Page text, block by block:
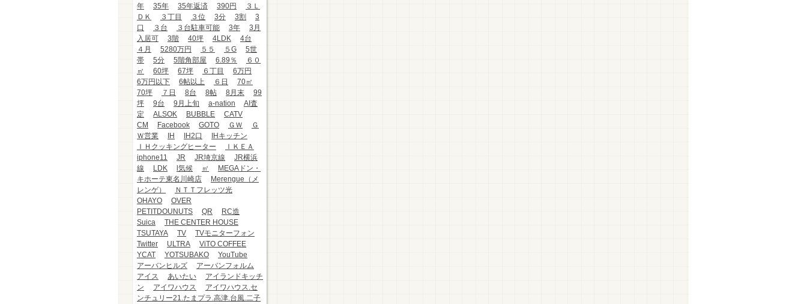
年
35年 35年返済 390円
３Ｌ
ＤＫ
３丁目 ３位 3分 3割
3
口
３台 ３台駐車可能 3年
3月
入居可
3階 40坪 4LDK
4台
４月
5280万円 ５５ ５G
5世
帯
5分 5階角部屋 6.89％
６０
㎡
60坪 67坪 ６丁目
6万円
6万円以下
6帖以上 ６日
70㎡
70坪
７日 8台 8帖 8月末
99
坪
9台 9月上旬 a-nation
AI査
定
ALSOK BUBBLE
CATV
CM
Facebook GOTO ＧＷ
Ｇ
Ｗ営業
IH IH2口
IHキッチン
ＩＨクッキングヒーター
ＩＫＥＡ
iphone11
JR JR埼京線
JR横浜
線
LDK l気候 ㎡
MEGAドン・
キホーテ東名川崎店
Merengue（メ
レンゲ）
ＮＴＴフレッツ光
OHAYO
OVER
PETITDOUNUTS
QR
RC造
Suica
THE CENTER HOUSE
TSUTAYA
TV
TVモニターフォン
Twitter
ULTRA
ViTO COFFEE
YCAT
YOTSUBAKO
YouTube
アーバンヒルズ
アーバンフォルム
アイス
あいたい
アイランドキッチ
ン
アイワハウス
アイワハウス.セ
ンチュリー21.たまプラ.高津.台風.二子